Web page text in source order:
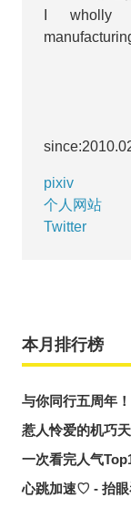
I wholly
pixiv
个人网站
Twitter
本月排行榜
与你同行五周年
惹人怜爱的机巧
一次看完人气
心跳加速♡ - 抬眼